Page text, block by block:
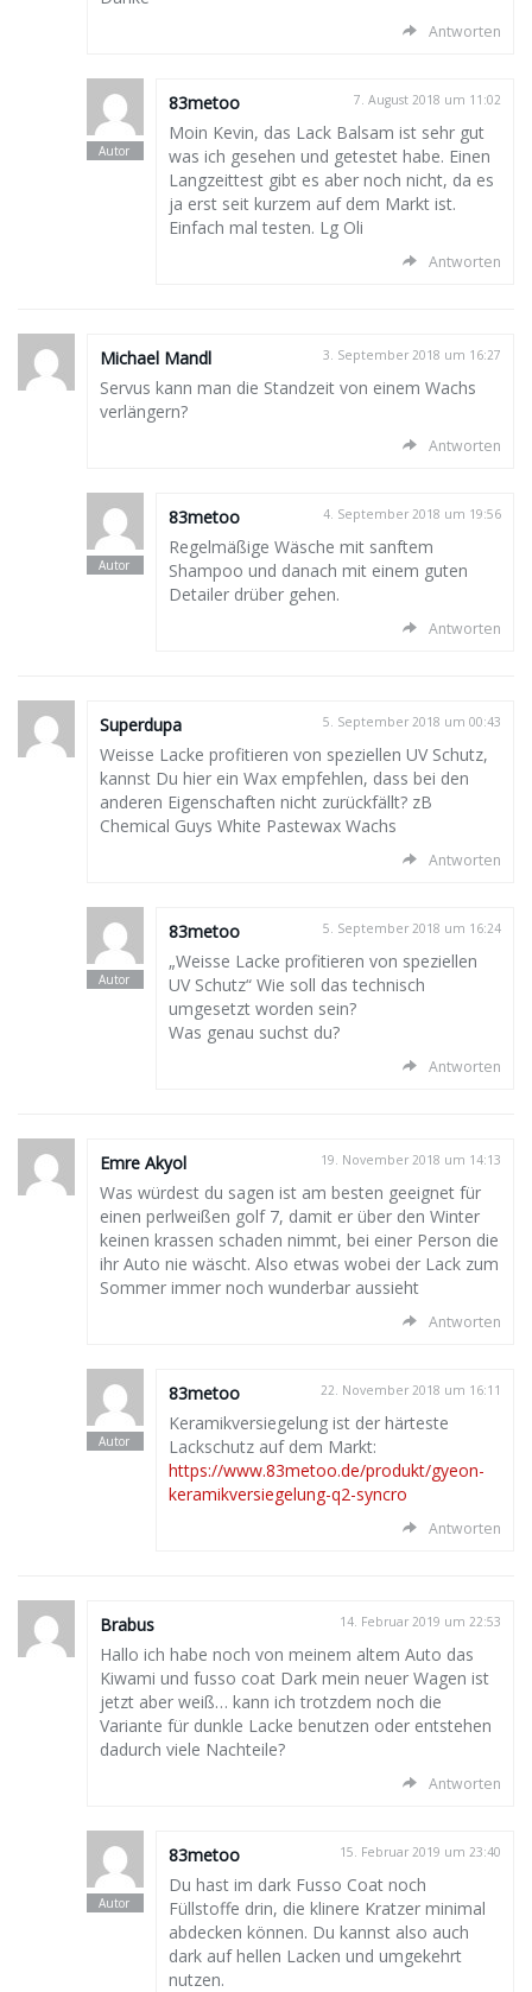
Antworten
83metoo 7. August 2018 um 11:02
Moin Kevin, das Lack Balsam ist sehr gut
was ich gesehen und getestet habe. Einen
Langzeittest gibt es aber noch nicht, da es
ja erst seit kurzem auf dem Markt ist.
Einfach mal testen. Lg Oli
Antworten
Michael Mandl 3. September 2018 um 16:27
Servus kann man die Standzeit von einem Wachs
verlängern?
Antworten
83metoo 4. September 2018 um 19:56
Regelmäßige Wäsche mit sanftem
Shampoo und danach mit einem guten
Detailer drüber gehen.
Antworten
Superdupa 5. September 2018 um 00:43
Weisse Lacke profitieren von speziellen UV Schutz,
kannst Du hier ein Wax empfehlen, dass bei den
anderen Eigenschaften nicht zurückfällt? zB
Chemical Guys White Pastewax Wachs
Antworten
83metoo 5. September 2018 um 16:24
„Weisse Lacke profitieren von speziellen
UV Schutz“ Wie soll das technisch
umgesetzt worden sein?
Was genau suchst du?
Antworten
Emre Akyol 19. November 2018 um 14:13
Was würdest du sagen ist am besten geeignet für
einen perlweißen golf 7, damit er über den Winter
keinen krassen schaden nimmt, bei einer Person die
ihr Auto nie wäscht. Also etwas wobei der Lack zum
Sommer immer noch wunderbar aussieht
Antworten
83metoo 22. November 2018 um 16:11
Keramikversiegelung ist der härteste
Lackschutz auf dem Markt:
https://www.83metoo.de/produkt/gyeon-
keramikversiegelung-q2-syncro
Antworten
Brabus 14. Februar 2019 um 22:53
Hallo ich habe noch von meinem altem Auto das
Kiwami und fusso coat Dark mein neuer Wagen ist
jetzt aber weiß… kann ich trotzdem noch die
Variante für dunkle Lacke benutzen oder entstehen
dadurch viele Nachteile?
Antworten
83metoo 15. Februar 2019 um 23:40
Du hast im dark Fusso Coat noch
Füllstoffe drin, die klinere Kratzer minimal
abdecken können. Du kannst also auch
dark auf hellen Lacken und umgekehrt
nutzen.